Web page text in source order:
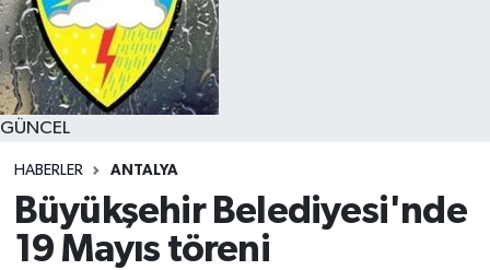
GÜNCEL
HABERLER ANTALYA
Büyükşehir Belediyesi'nde
19 Mayıs töreni